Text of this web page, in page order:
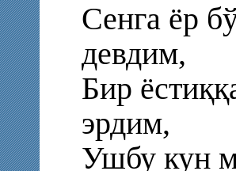
Сенга ёр
девдим,
Бир
эрдим,
Ушбу кун